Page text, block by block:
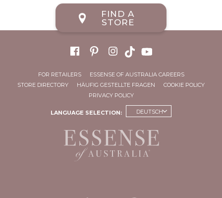
FIND A
STORE
FOR RETAILERS
ESSENSE OF AUSTRALIA CAREERS
STORE DIRECTORY
HÄUFIG GESTELLTE FRAGEN
COOKIE POLICY
PRIVACY POLICY
LANGUAGE SELECTION: DEUTSCH